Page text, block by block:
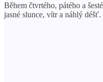
Během čtvrtého, pátého a
jasné slunce, vítr a náhlý